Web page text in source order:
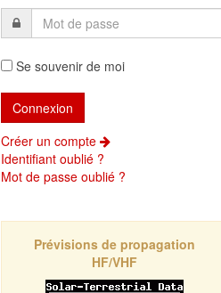
Se souvenir de moi
Créer un compte
Identifiant oublié ?
Mot de passe oublié ?
Prévisions de propagation
HF/VHF